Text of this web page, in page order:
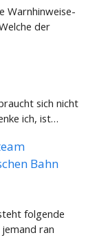
Warnhinweise-
der
sich nicht
ich, ist…
Bahn
folgende
ran